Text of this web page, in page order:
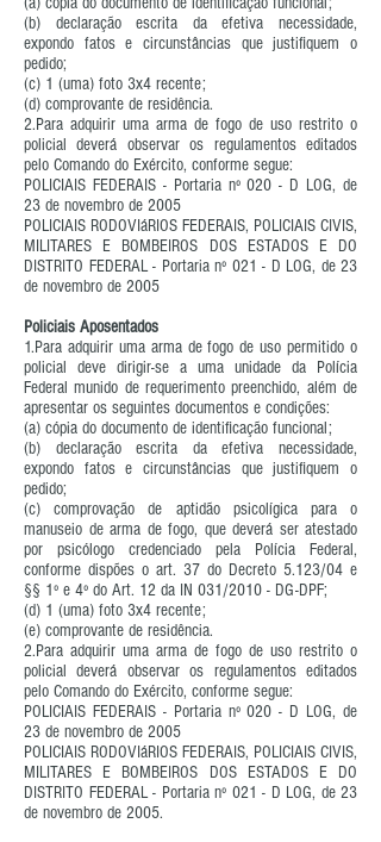
(b) declaração escrita da efetiva necessidade,
expondo fatos e circunstâncias que justifiquem o
pedido;
(c) 1 (uma) foto 3x4 recente;
(d) comprovante de residência.
2.Para adquirir uma arma de fogo de uso restrito o
policial deverá observar os regulamentos editados
pelo Comando do Exército, conforme segue:
POLICIAIS FEDERAIS - Portaria nº 020 - D LOG, de
23 de novembro de 2005
POLICIAIS RODOVIáRIOS FEDERAIS, POLICIAIS CIVIS,
MILITARES E BOMBEIROS DOS ESTADOS E DO
DISTRITO FEDERAL - Portaria nº 021 - D LOG, de 23
de novembro de 2005
Policiais Aposentados
1.Para adquirir uma arma de fogo de uso permitido o
policial deve dirigir-se a uma unidade da Polícia
Federal munido de requerimento preenchido, além de
apresentar os seguintes documentos e condições:
(a) cópia do documento de identificação funcional;
(b) declaração escrita da efetiva necessidade,
expondo fatos e circunstâncias que justifiquem o
pedido;
(c) comprovação de aptidão psicolígica para o
manuseio de arma de fogo, que deverá ser atestado
por psicólogo credenciado pela Polícia Federal,
conforme dispões o art. 37 do Decreto 5.123/04 e
§§ 1º e 4º do Art. 12 da IN 031/2010 - DG-DPF;
(d) 1 (uma) foto 3x4 recente;
(e) comprovante de residência.
2.Para adquirir uma arma de fogo de uso restrito o
policial deverá observar os regulamentos editados
pelo Comando do Exército, conforme segue:
POLICIAIS FEDERAIS - Portaria nº 020 - D LOG, de
23 de novembro de 2005
POLICIAIS RODOVIáRIOS FEDERAIS, POLICIAIS CIVIS,
MILITARES E BOMBEIROS DOS ESTADOS E DO
DISTRITO FEDERAL - Portaria nº 021 - D LOG, de 23
de novembro de 2005.